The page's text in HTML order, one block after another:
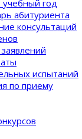
год
абитуриента
консультаций
испытаний
по приему